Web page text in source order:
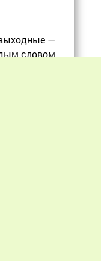
—
словом